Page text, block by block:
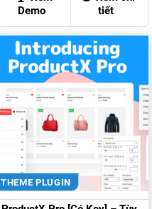
80,000
Demo
tiết
THEME PLUGIN